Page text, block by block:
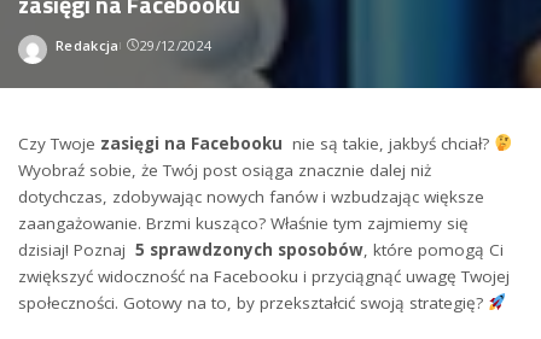
Wysłany
Redakcja 29/12/2024
Czy Twoje zasięgi na Facebooku ⁣ nie są takie,⁢ jakbyś chciał? ⁤
Wyobraź sobie, ⁢że Twój post osiąga⁢ znacznie dalej ⁤niż
‍dotychczas, zdobywając nowych fanów i wzbudzając większe⁢
zaangażowanie.⁢ Brzmi kusząco? Właśnie‍ tym zajmiemy ⁢się
dzisiaj! ⁣Poznaj ‍ 5 sprawdzonych​ sposobów , które pomogą Ci‌
zwiększyć widoczność⁣ na ‌Facebooku ‍i przyciągnąć uwagę Twojej
społeczności. ‌Gotowy na⁣ to, by przekształcić swoją strategię?